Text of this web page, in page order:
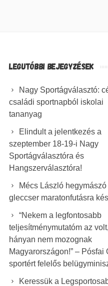
LEGUTÓBBI BEJEGYZÉSEK
Nagy Sportágválasztó:
családi sportnapból iskolai
tananyag
Elindult a jelentkezés a
szeptember 18-19-i Nagy
Sportágválasztóra és
Hangszerválasztóra!
Mécs László hegymászó
gleccser maratonfutásra
“Nekem a legfontosabb
teljesítménymutatóm az
hányan nem mozognak
Magyarországon!” – Pósfai
sportért felelős
Keressük a